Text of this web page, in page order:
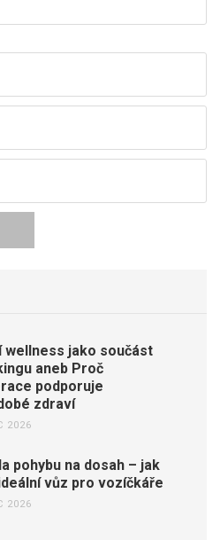
wellness jako součást
aneb Proč
podporuje
zdraví
2026
pohybu na dosah – jak
vůz pro vozíčkáře
2026